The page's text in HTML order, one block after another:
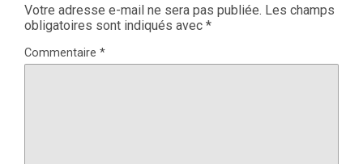
Votre adresse e-mail ne sera pas publiée. Les champs
obligatoires sont indiqués avec *
Commentaire *